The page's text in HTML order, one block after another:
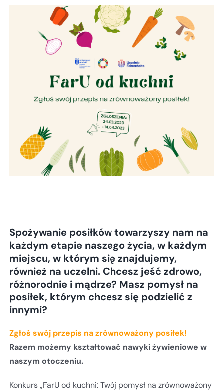
Spożywanie posiłków towarzyszy nam na
każdym etapie naszego życia, w każdym
miejscu, w którym się znajdujemy,
również na uczelni. Chcesz jeść zdrowo,
różnorodnie i mądrze? Masz pomysł na
posiłek, którym chcesz się podzielić z
innymi?
Zgłoś swój przepis na zrównoważony posiłek!
Razem możemy kształtować nawyki żywieniowe w
naszym otoczeniu.
Konkurs „FarU od kuchni: Twój pomysł na zrównoważony